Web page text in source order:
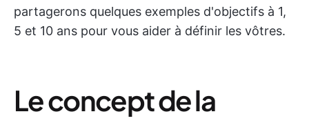
partagerons quelques exemples d'objectifs à 1,
5 et 10 ans pour vous aider à définir les vôtres.
Le concept de la